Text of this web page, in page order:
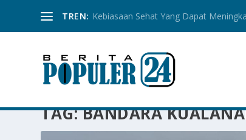
TREN: Kebiasaan Sehat Yang Dapat
TAG:BANDARA